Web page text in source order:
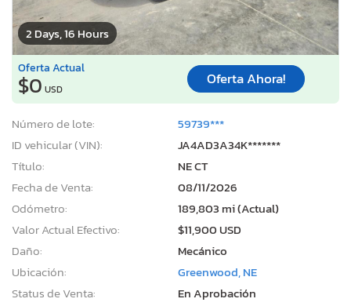
2 Days, 16 Hours
Oferta Actual
$0 USD
Oferta Ahora!
Número de lote:
59739***
ID vehicular (VIN):
JA4AD3A34K*******
Título:
NE CT
Fecha de Venta:
08/11/2026
Odómetro:
189,803 mi (Actual)
Valor Actual Efectivo:
$11,900 USD
Daño:
Mecánico
Ubicación:
Greenwood, NE
Status de Venta:
En Aprobación